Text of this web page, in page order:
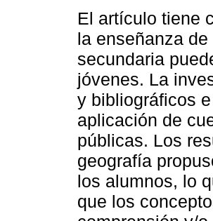
El artículo tiene
la enseñanza
secundaria
jóvenes. La
y bibliográficos
aplicación de
públicas. Los
geografía
los alumnos, lo
que los